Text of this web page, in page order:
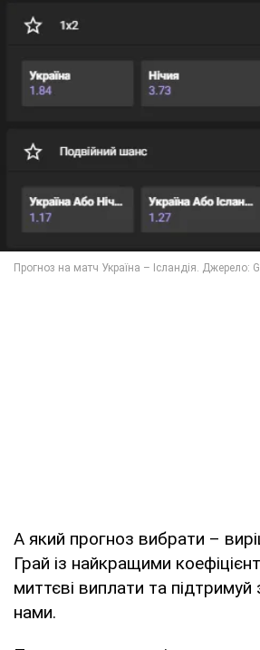
А який прогноз вибрати –
Грай із найкращими
миттєві виплати та підтримуй
нами.